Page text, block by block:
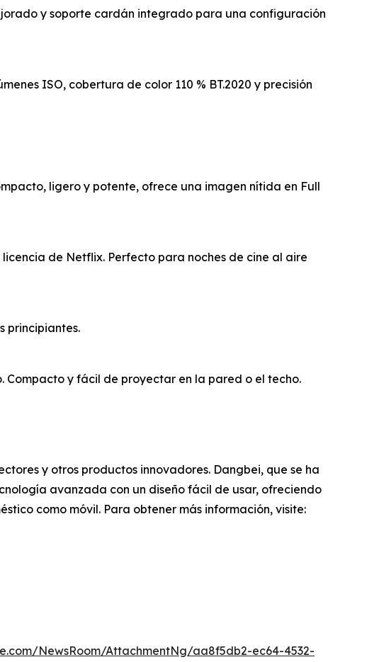
y soporte cardán integrado para una configuración
ISO, cobertura de color 110 % BT.2020 y precisión
ligero y potente, ofrece una imagen nítida en Full
de Netflix. Perfecto para noches de cine al aire
principiantes.
y fácil de proyectar en la pared o el techo.
y otros productos innovadores. Dangbei, que se ha
avanzada con un diseño fácil de usar, ofreciendo
como móvil. Para obtener más información, visite:
NewsRoom/AttachmentNg/aa8f5db2-ec64-4532-